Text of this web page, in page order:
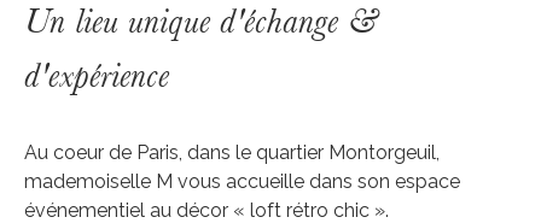
Un lieu unique d'échange &
d'expérience
Au coeur de Paris, dans le quartier Montorgeuil,
mademoiselle M vous accueille dans son espace
événementiel au décor « loft rétro chic ».